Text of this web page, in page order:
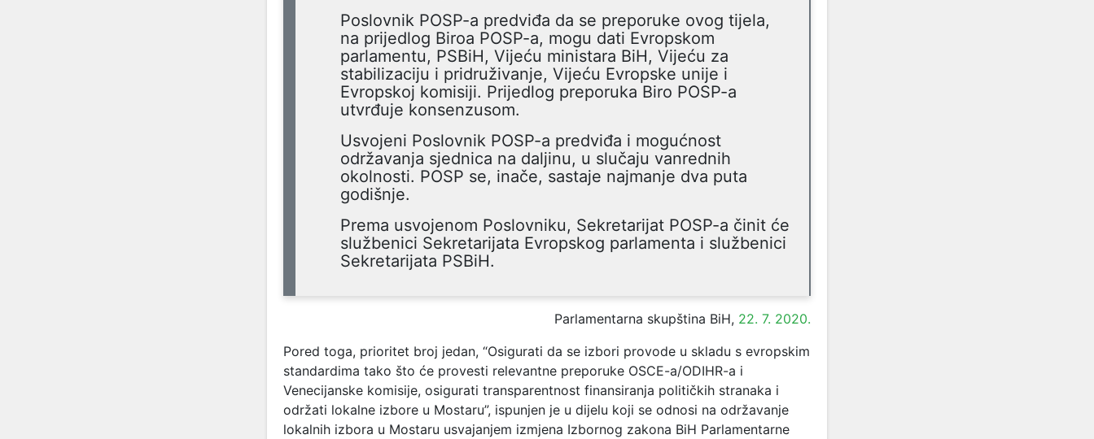
Poslovnik POSP-a predviđa da se preporuke ovog tijela,
na prijedlog Biroa POSP-a, mogu dati Evropskom
parlamentu, PSBiH, Vijeću ministara BiH, Vijeću za
stabilizaciju i pridruživanje, Vijeću Evropske unije i
Evropskoj komisiji. Prijedlog preporuka Biro POSP-a
utvrđuje konsenzusom.
Usvojeni Poslovnik POSP-a predviđa i mogućnost
održavanja sjednica na daljinu, u slučaju vanrednih
okolnosti. POSP se, inače, sastaje najmanje dva puta
godišnje.
Prema usvojenom Poslovniku, Sekretarijat POSP-a činit će
službenici Sekretarijata Evropskog parlamenta i službenici
Sekretarijata PSBiH.
Parlamentarna skupština BiH, 22. 7. 2020.
Pored toga, prioritet broj jedan, “Osigurati da se izbori provode u skladu s evropskim
standardima tako što će provesti relevantne preporuke OSCE-a/ODIHR-a i
Venecijanske komisije, osigurati transparentnost finansiranja političkih stranaka i
održati lokalne izbore u Mostaru”, ispunjen je u dijelu koji se odnosi na održavanje
lokalnih izbora u Mostaru usvajanjem izmjena Izbornog zakona BiH Parlamentarne